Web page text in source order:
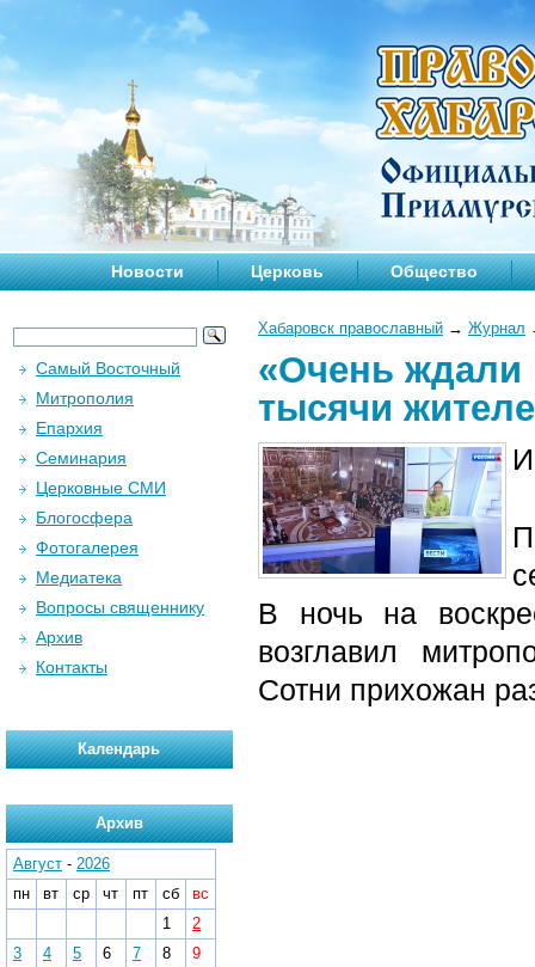
Новости Церковь Общество
Хабаровск православный → Журнал
«Очень ждали
тысячи
В ночь на
возглавил
Сотни прихожан
Самый Восточный
Митрополия
Епархия
Семинария
Церковные СМИ
Блогосфера
Фотогалерея
Медиатека
Вопросы священнику
Архив
Контакты
Календарь
Архив
Август - 2026
пн
вт ср чт пт сб
вс
1
2
3
4 5 6 7 8
9